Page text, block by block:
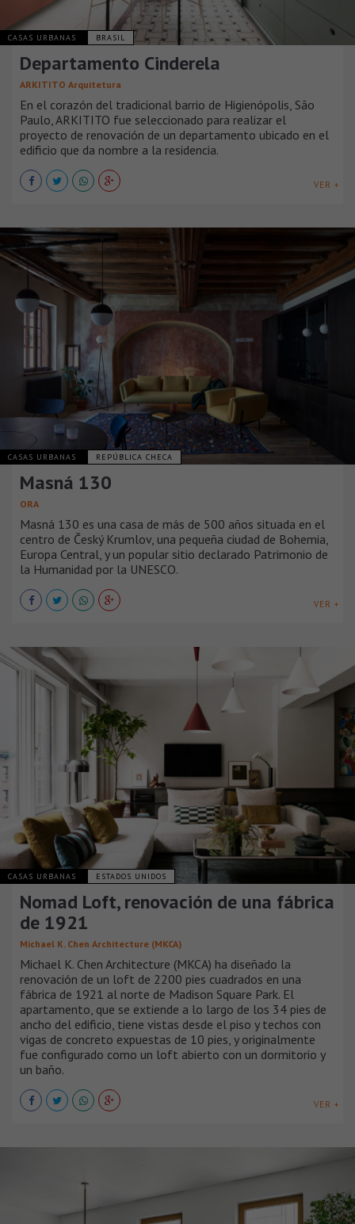
CASAS URBANAS BRASIL
Departamento Cinderela
ARKITITO Arquitetura
En el corazón del tradicional barrio de Higienópolis, São
Paulo, ARKITITO fue seleccionado para realizar el
proyecto de renovación de un departamento ubicado en el
edificio que da nombre a la residencia.
VER +
CASAS URBANAS REPÚBLICA CHECA
Masná 130
ORA
Masná 130 es una casa de más de 500 años situada en el
centro de Český Krumlov, una pequeña ciudad de Bohemia,
Europa Central, y un popular sitio declarado Patrimonio de
la Humanidad por la UNESCO.
VER +
CASAS URBANAS ESTADOS UNIDOS
Nomad Loft, renovación de una fábrica
de 1921
Michael K. Chen Architecture (MKCA)
Michael K. Chen Architecture (MKCA) ha diseñado la
renovación de un loft de 2200 pies cuadrados en una
fábrica de 1921 al norte de Madison Square Park. El
apartamento, que se extiende a lo largo de los 34 pies de
ancho del edificio, tiene vistas desde el piso y techos con
vigas de concreto expuestas de 10 pies, y originalmente
fue configurado como un loft abierto con un dormitorio y
un baño.
VER +